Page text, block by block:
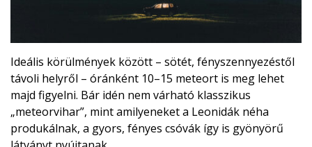
Ideális körülmények között – sötét, fényszennyezéstől
távoli helyről – óránként 10–15 meteort is meg lehet
majd figyelni. Bár idén nem várható klasszikus
„meteorvihar”, mint amilyeneket a Leonidák néha
produkálnak, a gyors, fényes csóvák így is gyönyörű